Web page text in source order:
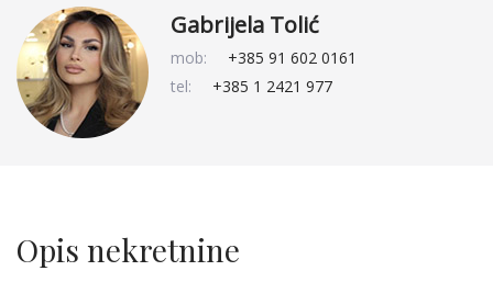
Gabrijela Tolić
mob:
+385 91 602 0161
tel:
+385 1 2421 977
Opis nekretnine